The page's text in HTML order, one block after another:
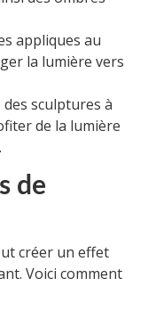
appliques au
la lumière vers
sculptures à
de la lumière
de
créer un effet
Voici comment